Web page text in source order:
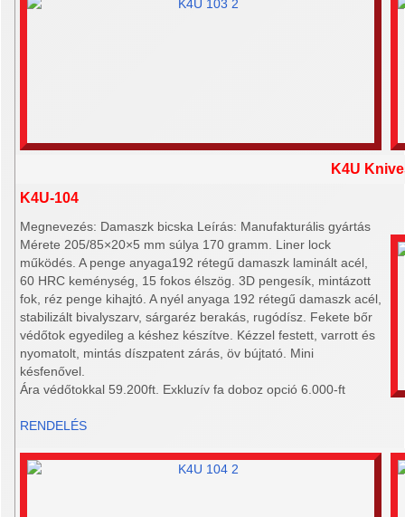
K4U
K4U-104
Megnevezés: Damaszk bicska Leírás: Manufakturális gyártás
Mérete 205/85×20×5 mm súlya 170 gramm. Liner lock
működés. A penge anyaga192 rétegű damaszk laminált acél,
60 HRC keménység, 15 fokos élszög. 3D pengesík, mintázott
fok, réz penge kihajtó. A nyél anyaga 192 rétegű damaszk acél,
stabilizált bivalyszarv, sárgaréz berakás, rugódísz. Fekete bőr
védőtok egyedileg a késhez készítve. Kézzel festett, varrott és
nyomatolt, mintás díszpatent zárás, öv bújtató. Mini
késfenővel.
Ára védőtokkal 59.200ft. Exkluzív fa doboz opció 6.000-ft
RENDELÉS